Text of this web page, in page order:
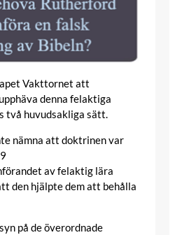
Vakttornet att
denna felaktiga
två huvudsakliga sätt.
nämna att doktrinen var
av felaktig lära
den hjälpte dem att behålla
på de överordnade